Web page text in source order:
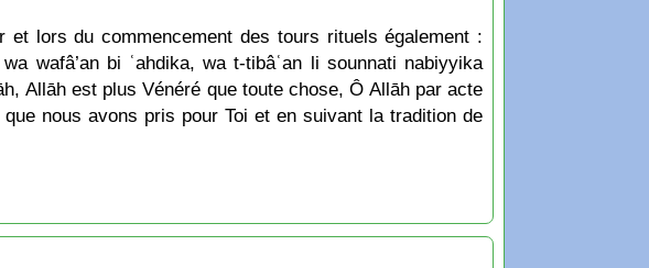
lors du commencement des tours rituels également :
wafâ’an bi ʿahdika, wa t-tibâʿan li sounnati nabiyyika
Allāh est plus Vénéré que toute chose, Ô Allāh par acte
nous avons pris pour Toi et en suivant la tradition de